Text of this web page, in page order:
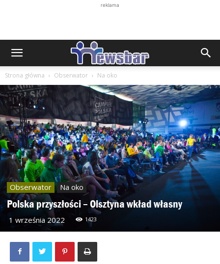
reklama
Strona główna Obserwator Na oko
Obserwator Na oko
Polska przyszłości – Olsztyna wkład własny
1 września 2022 1423